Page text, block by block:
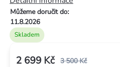
hvězdiček.
Skladem
Můžeme doručit do:
11.8.2026
3 500 Kč
2 699 Kč